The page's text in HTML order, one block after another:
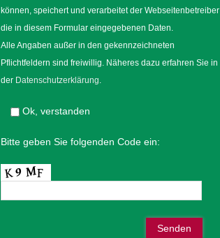
können, speichert und verarbeitet der Webseitenbetreiber
die in diesem Formular eingegebenen Daten.
Alle Angaben außer in den gekennzeichneten
Pflichtfeldern sind freiwillig. Näheres dazu erfahren Sie in
der Datenschutzerklärung.
Ok, verstanden
Bitte geben Sie folgenden Code ein: